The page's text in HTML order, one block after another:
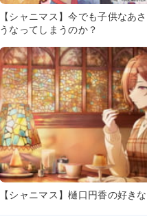
【シャニマス】今でも子供なあ
うなってしまうのか？
【シャニマス】樋口円香の好き